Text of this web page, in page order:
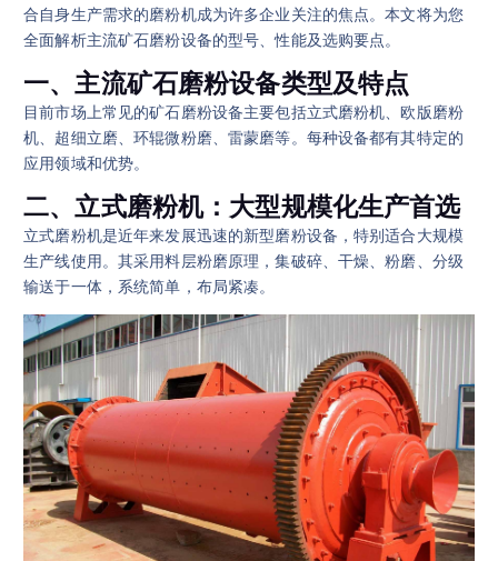
合自身生产需求的磨粉机成为许多企业关注的焦点。本文将为您
全面解析主流矿石磨粉设备的型号、性能及选购要点。
一、主流矿石磨粉设备类型及特点
目前市场上常见的矿石磨粉设备主要包括立式磨粉机、欧版磨粉
机、超细立磨、环辊微粉磨、雷蒙磨等。每种设备都有其特定的
应用领域和优势。
二、立式磨粉机：大型规模化生产首选
立式磨粉机是近年来发展迅速的新型磨粉设备，特别适合大规模
生产线使用。其采用料层粉磨原理，集破碎、干燥、粉磨、分级
输送于一体，系统简单，布局紧凑。